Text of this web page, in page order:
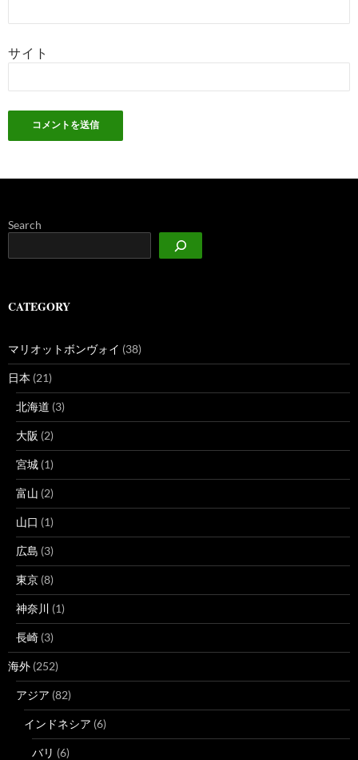
サイト
Search
CATEGORY
マリオットボンヴォイ (38)
日本 (21)
北海道 (3)
大阪 (2)
宮城 (1)
富山 (2)
山口 (1)
広島 (3)
東京 (8)
神奈川 (1)
長崎 (3)
海外 (252)
アジア (82)
インドネシア (6)
バリ (6)